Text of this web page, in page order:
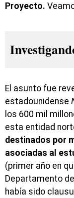
Proyecto.
El asunto fue
estadounidense
los 600 mil
esta entidad
destinados por
asociadas al
(primer año en
Departamento
había sido